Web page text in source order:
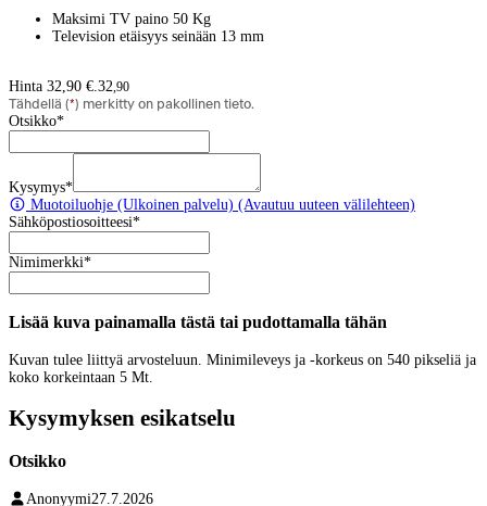
Maksimi TV paino 50 Kg
Television etäisyys seinään 13 mm
Hinta 32,90 €. 32,90
Tähdellä (*) merkitty on pakollinen tieto.
Otsikko*
Kysymys*
Muotoiluohje (Ulkoinen palvelu) (Avautuu uuteen välilehteen)
Sähköpostiosoitteesi*
Nimimerkki*
Lisää kuva painamalla tästä tai pudottamalla tähän
Kuvan tulee liittyä arvosteluun. Minimileveys ja -korkeus on 540 pikseliä ja
koko korkeintaan 5 Mt.
Kysymyksen esikatselu
Otsikko
Anonyymi27.7.2026